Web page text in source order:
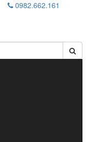
0982.662.161